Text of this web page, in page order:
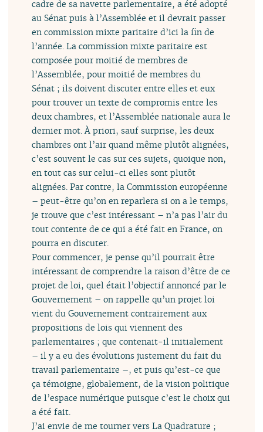
cadre de sa navette parlementaire, a été adopté
au Sénat puis à l’Assemblée et il devrait passer
en commission mixte paritaire d’ici la fin de
l’année. La commission mixte paritaire est
composée pour moitié de membres de
l’Assemblée, pour moitié de membres du
Sénat ; ils doivent discuter entre elles et eux
pour trouver un texte de compromis entre les
deux chambres, et l’Assemblée nationale aura le
dernier mot. À priori, sauf surprise, les deux
chambres ont l’air quand même plutôt alignées,
c’est souvent le cas sur ces sujets, quoique non,
en tout cas sur celui-ci elles sont plutôt
alignées. Par contre, la Commission européenne
– peut-être qu’on en reparlera si on a le temps,
je trouve que c’est intéressant – n’a pas l’air du
tout contente de ce qui a été fait en France, on
pourra en discuter.
Pour commencer, je pense qu’il pourrait être
intéressant de comprendre la raison d’être de ce
projet de loi, quel était l’objectif annoncé par le
Gouvernement – on rappelle qu’un projet loi
vient du Gouvernement contrairement aux
propositions de lois qui viennent des
parlementaires ; que contenait-il initialement
– il y a eu des évolutions justement du fait du
travail parlementaire –, et puis qu’est-ce que
ça témoigne, globalement, de la vision politique
de l’espace numérique puisque c’est le choix qui
a été fait.
J’ai envie de me tourner vers La Quadrature ;